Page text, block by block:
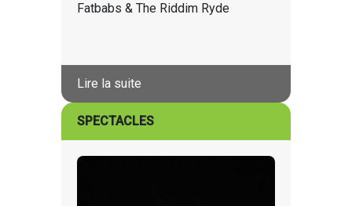
Fatbabs & The Riddim Ryde
Lire la suite
SPECTACLES